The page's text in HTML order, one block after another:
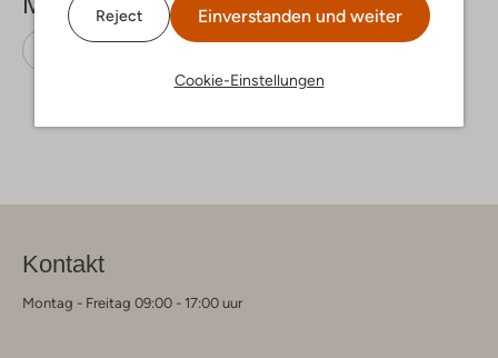
Reject Einverstanden und weiter
Cookie-Einstellungen
Kontakt
Montag - Freitag 09:00 - 17:00 uur